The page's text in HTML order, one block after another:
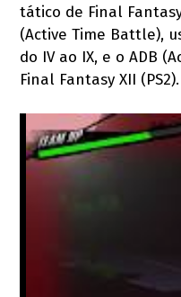
tático de Final Fantasy
(Active Time Battle),
do IV ao IX, e o ADB
Final Fantasy XII (PS2).